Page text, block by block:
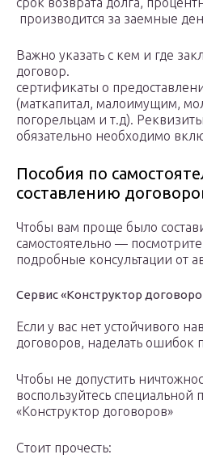
производится за заемные
Важно указать с кем и где
договор.
сертификаты о
(маткапитал, малоимущим,
погорельцам и т.д).
обязательно необходимо
Пособия по
составлению
Чтобы вам проще было
самостоятельно —
подробные консультации от
Сервис «Конструктор
Если у вас нет устойчивого
договоров, наделать ошибок
Чтобы не допустить
воспользуйтесь специальной
«Конструктор договоров»
Стоит прочесть: